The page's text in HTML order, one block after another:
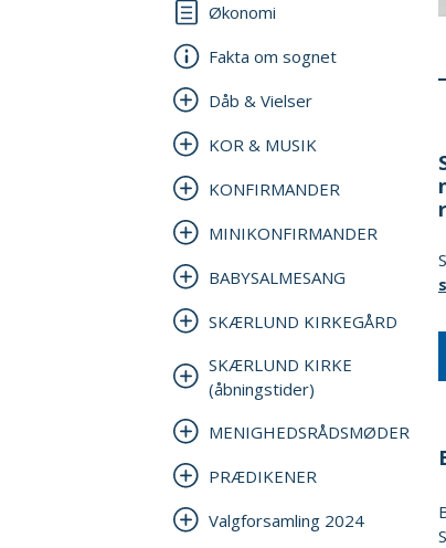
Økonomi
Fakta om sognet
Dåb & Vielser
KOR & MUSIK
KONFIRMANDER
MINIKONFIRMANDER
BABYSALMESANG
SKÆRLUND KIRKEGÅRD
SKÆRLUND KIRKE
(åbningstider)
MENIGHEDSRÅDSMØDER
PRÆDIKENER
Valgforsamling 2024